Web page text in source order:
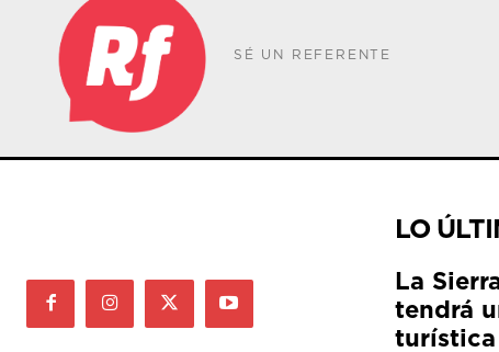
SÉ UN REFERENTE
LO
La
tendrá